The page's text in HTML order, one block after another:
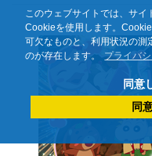
このウェブサイトでは、サイ
Cookieを使用します。
可欠なものと、利用状況の測
のが存在します。 プライバ
同意
同